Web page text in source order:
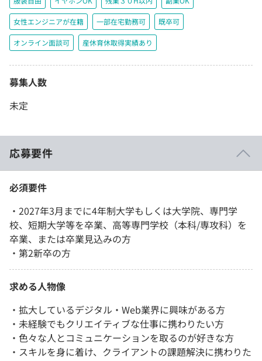
女性エンジニアが在籍 一部在宅勤務可 既卒可
オンライン面談可 産休育休取得実績あり
募集人数
未定
応募要件
必須要件
・2027年3月までに4年制大学もしくは大学院、専門学
校、短期大学等を卒業、高等専門学校（本科/専攻科）を
卒業、または卒業見込みの方
・第2新卒の方
求める人物像
・拡大しているデジタル・Web業界に興味がある方
・未経験でもクリエイティブな仕事に携わりたい方
・色々な人とコミュニケーションを取るのが好きな方
・スキルを身に着け、クライアントの課題解決に携わりた